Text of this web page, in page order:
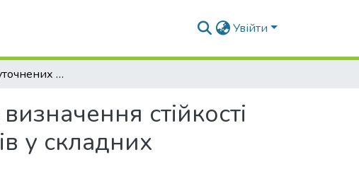
Увійти
Застосування уточнених чисельних методів визначення стійкості ґрунтового масиву при реконструкції об’єктів у складних інженерно-геологічних умовах
стійкості
у складних